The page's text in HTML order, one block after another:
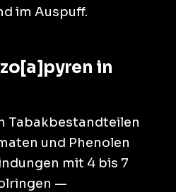
im Auspuff.
in
Tabakbestandteilen
und Phenolen
mit 4 bis 7
—